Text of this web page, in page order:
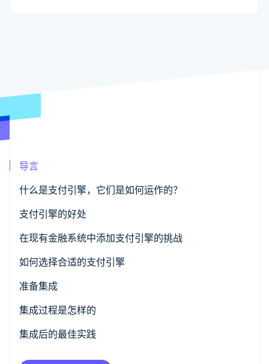
更多
初创企业注册
Stripe Sessions 2026
立即观看
Stripe App Marketplace
导言
什么是支付引擎，它们是如何运作的？
支付引擎的好处
在现有金融系统中添加支付引擎的挑战
如何选择合适的支付引擎
评估您的业务需求
评估支付引擎选项
准备集成
项目规划
团队集结
系统备份
集成过程是怎样的
API 集成
数据迁移
集成后的最佳实践
性能监控